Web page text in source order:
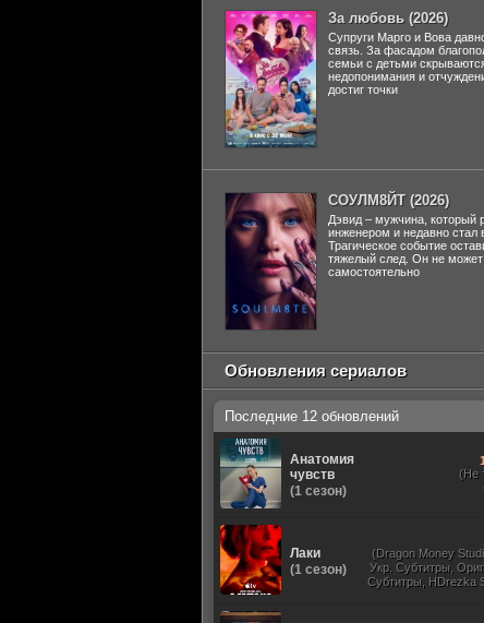
За любовь (2026)
Супруги Марго и Вова
связь. За фасадом
семьи с детьми
недопонимания и
достиг точки
СОУЛМ8ЙТ (2026)
Дэвид – мужчина, который
инженером и недавно стал
Трагическое событие
тяжелый след. Он не может
самостоятельно
Обновления сериалов
Последние 12 обновлений
Анатомия
чувств
(1 сезон)
(Не
Лаки
(1 сезон)
(Dragon Money
Укр. Субтитры,
Субтитры, HDrezka